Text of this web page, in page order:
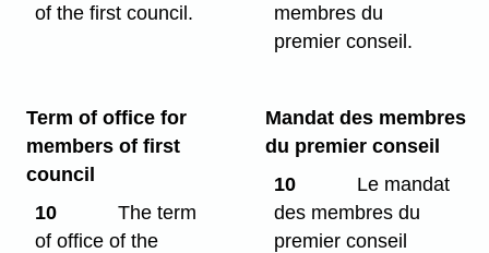
of the first council.
membres du
premier conseil.
Term of office for
members of first
council
10
The term
of office of the
Mandat des membres
du premier conseil
10
Le mandat
des membres du
premier conseil